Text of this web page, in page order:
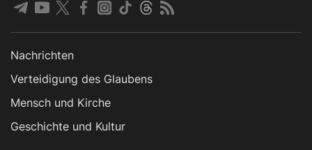
Nachrichten
Verteidigung des Glaubens
Mensch und Kirche
Geschichte und Kultur